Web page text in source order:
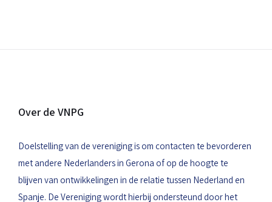
Over de VNPG
Doelstelling van de vereniging is om contacten te bevorderen
met andere Nederlanders in Gerona of op de hoogte te
blijven van ontwikkelingen in de relatie tussen Nederland en
Spanje. De Vereniging wordt hierbij ondersteund door het